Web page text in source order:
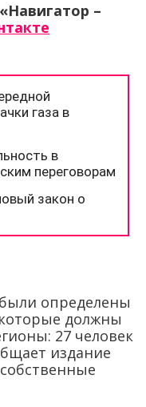
–
определены
должны
27 человек
издание